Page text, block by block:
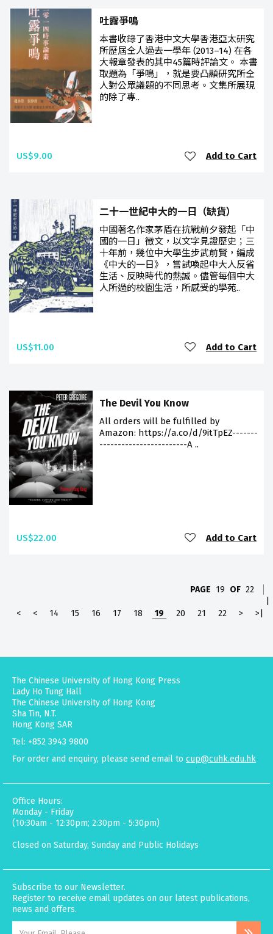
吐露爭鳴
本書收錄了香港中文大學香港亞太研究
所歷屆仝人過去一學年 (2013–14) 在各
大報章發表的其中45篇時評論文。 本書
取題為「爭鳴」，就是要凸顯研究所仝
人對公眾議題的不同思考。文集所展現
的除了專..
US$9.00 Add to Cart
二十一世紀中大的一日（缺貨）
中國著名作家茅盾在抗戰前夕發起「中
國的一日」徵文，以文字見證歷史；三
十年前，幾位中大學生步武前賢，編成
《中大的一日》，嘗試喚起中大人反省
生活、反映時代的熱誠。儘管每個中大
人所過的校園生活，所感受的學苑..
US$11.00 Add to Cart
The Devil You Know
All orders will be fulfilled by
Amazon: https://a.co/d/9itTpEZ-------
------------------------A ..
US$22.00 Add to Cart
PAGE 19 OF 22
<
< 14 15 16 17 18 19 20 21 22 > >|
The Chinese University of Hong Kong Press
Lady Ho Tung Hall
The Chinese University of Hong Kong
Sha Tin, N.T.
Hong Kong SAR
Tel: +852 3943 9800
For order and enquiry, please send email to cup@cuhk.edu.hk
Office Hours:
Monday - Friday
(10:30am - 12:30pm; 2:30pm - 5:30pm)
Closed on Saturday, Sunday and Public Holidays
Subscribe to our Newsletter.
Register to receive email updates on our latest publications,
news and offers.